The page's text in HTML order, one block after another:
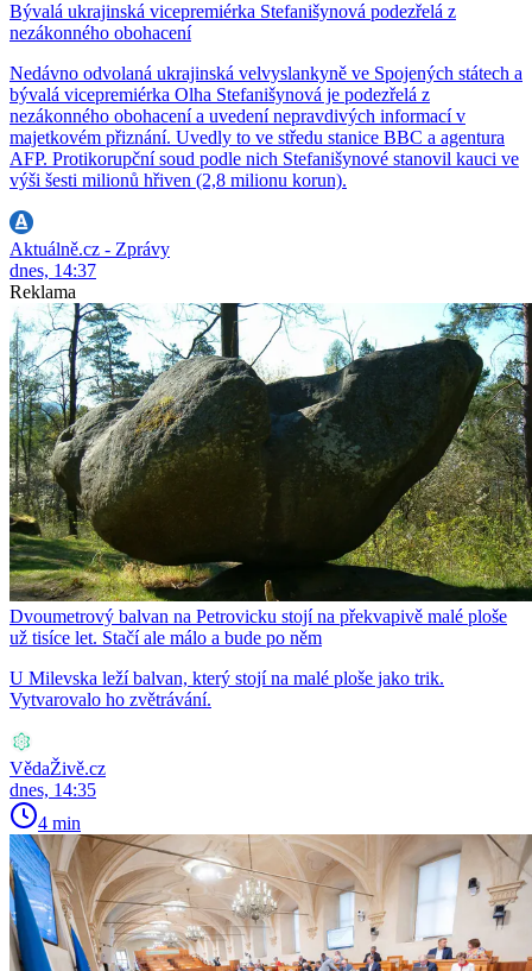
Bývalá ukrajinská vicepremiérka Stefanišynová podezřelá z
nezákonného obohacení
Nedávno odvolaná ukrajinská velvyslankyně ve Spojených státech a
bývalá vicepremiérka Olha Stefanišynová je podezřelá z
nezákonného obohacení a uvedení nepravdivých informací v
majetkovém přiznání. Uvedly to ve středu stanice BBC a agentura
AFP. Protikorupční soud podle nich Stefanišynové stanovil kauci ve
výši šesti milionů hřiven (2,8 milionu korun).
Aktuálně.cz - Zprávy
dnes, 14:37
Reklama
Dvoumetrový balvan na Petrovicku stojí na překvapivě malé ploše
už tisíce let. Stačí ale málo a bude po něm
U Milevska leží balvan, který stojí na malé ploše jako trik.
Vytvarovalo ho zvětrávání.
VědaŽivě.cz
dnes, 14:35
4 min